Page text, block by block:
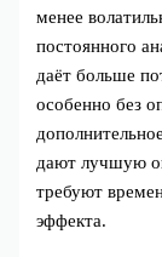
менее
постоянного
даёт больше
особенно без
дают лучшую
требуют
эффекта.